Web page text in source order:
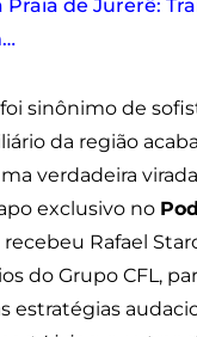
de Jurerê:
sinônimo de
da região
verdadeira
exclusivo no
Rafael
do Grupo CFL,
estratégias